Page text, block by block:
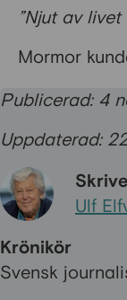
”Njut av
Mormor
Publicerad: 4
Uppdaterad:
Ulf
Krönikör
Svensk